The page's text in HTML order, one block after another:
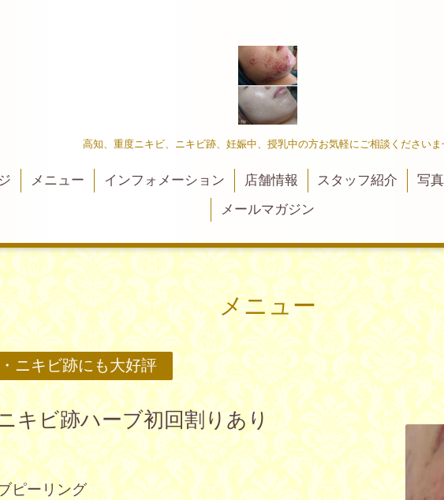
高知、重度ニキビ、ニキビ跡、妊娠中、授乳中の方お気軽にご相談くださいま
メニュー インフォメーション 店舗情報 スタッフ紹介
写真
メールマガジン
メニュー
ニキビ跡にも大好評
キビ跡ハーブ初回割りあり
ピーリング